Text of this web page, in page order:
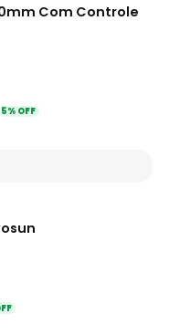
Com Controle
5% OFF